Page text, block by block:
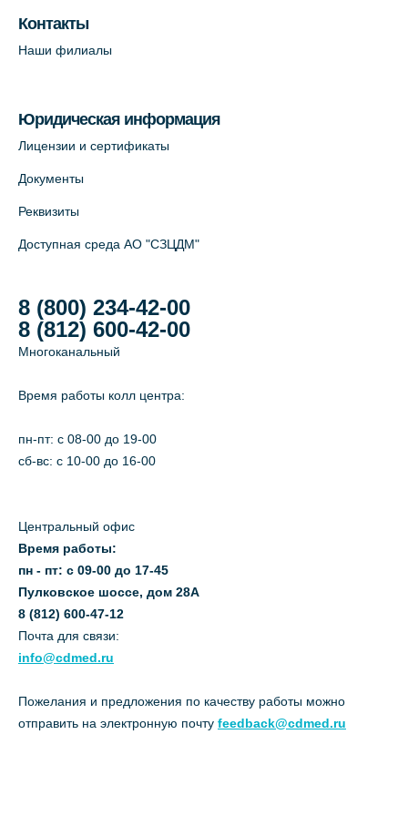
пр. В.О., д.5 (официальный партнёр)
Контакты
Наши филиалы
Юридическая информация
Лицензии и сертификаты
Документы
Реквизиты
Доступная среда АО "СЗЦДМ"
8 (800) 234-42-00
8 (812) 600-42-00
Многоканальный
Время работы колл центра:
пн-пт: c 08-00 до 19-00
сб-вс: с 10-00 до 16-00
Центральный офис
Время работы:
пн - пт: с 09-00 до 17-45
Пулковское шоссе, дом 28А
8 (812) 600-47-12
Почта для связи:
info@cdmed.ru
Пожелания и предложения по качеству работы можно
отправить на электронную почту feedback@cdmed.ru